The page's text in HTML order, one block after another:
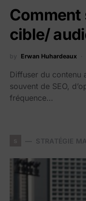
Comment
cible/
by Erwan Huhardeaux
Diffuser du contenu
souvent de SEO,
fréquence…
STRATÉGIE